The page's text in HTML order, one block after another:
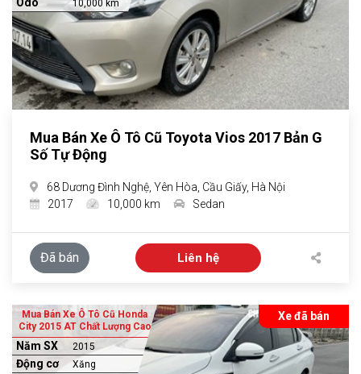
10,000 km
Mua Bán Xe Ô Tô Cũ Toyota Vios 2017 Bản G
Số Tự Động
68 Dương Đình Nghệ, Yên Hòa, Cầu Giấy, Hà Nội
2017
10,000 km Sedan
Đã bán Liên hệ
Xe đã bán
Mua Bán Xe Ô Tô Cũ Honda
City 2015 AT Chất Lượng Cao
Năm SX 2015
Động cơ Xăng